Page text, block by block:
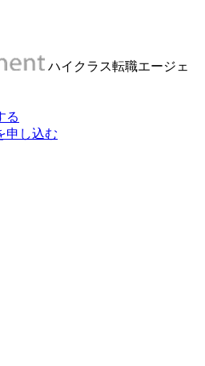
ハイクラス転職エージェ
る
申し込む